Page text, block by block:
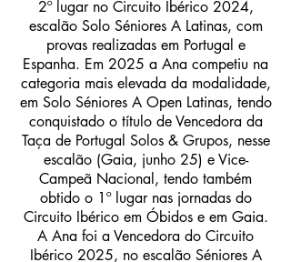
2º lugar no Circuito Ibérico 2024,
escalão Solo Séniores A Latinas, com
provas realizadas em Portugal e
Espanha. Em 2025 a Ana competiu na
categoria mais elevada da modalidade,
em Solo Séniores A Open Latinas, tendo
conquistado o título de Vencedora da
Taça de Portugal Solos & Grupos, nesse
escalão (Gaia, junho 25) e Vice-
Campeã Nacional, tendo também
obtido o 1º lugar nas jornadas do
Circuito Ibérico em Óbidos e em Gaia.
A Ana foi a Vencedora do Circuito
Ibérico 2025, no escalão Séniores A